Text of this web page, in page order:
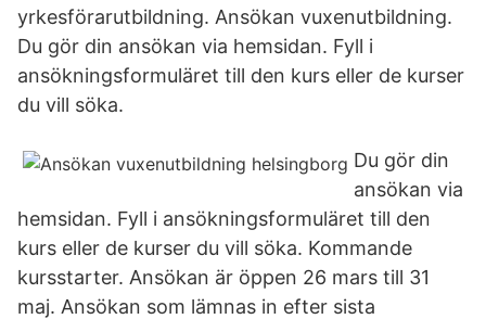
yrkesförarutbildning. Ansökan vuxenutbildning.
Du gör din ansökan via hemsidan. Fyll i
ansökningsformuläret till den kurs eller de kurser
du vill söka.
Du gör din
ansökan via
hemsidan. Fyll i ansökningsformuläret till den
kurs eller de kurser du vill söka. Kommande
kursstarter. Ansökan är öppen 26 mars till 31
maj. Ansökan som lämnas in efter sista